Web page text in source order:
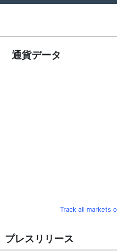
通貨データ
Track all markets
プレスリリース